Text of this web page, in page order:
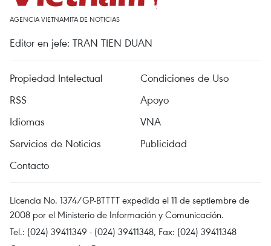
AGENCIA VIETNAMITA DE NOTICIAS
Editor en jefe: TRAN TIEN DUAN
Propiedad Intelectual
Condiciones de Uso
RSS
Apoyo
Idiomas
VNA
Servicios de Noticias
Publicidad
Contacto
Licencia No. 1374/GP-BTTTT expedida el 11 de septiembre de
2008 por el Ministerio de Información y Comunicación.
Tel.: (024) 39411349 - (024) 39411348, Fax: (024) 39411348